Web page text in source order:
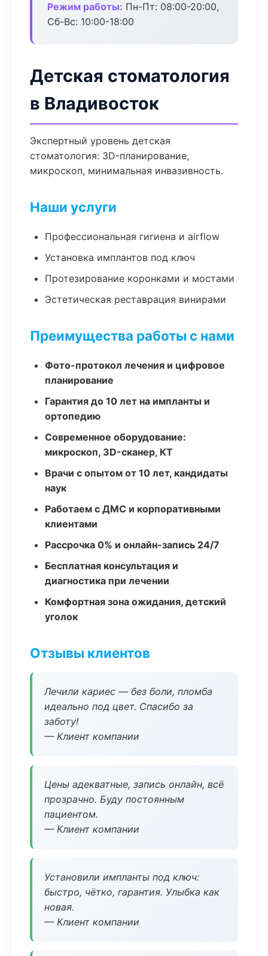
Режим работы: Пн-Пт: 08:00-20:00,
Сб-Вс: 10:00-18:00
Детская стоматология
в Владивосток
Экспертный уровень детская
стоматология: 3D-планирование,
микроскоп, минимальная инвазивность.
Наши услуги
Профессиональная гигиена и airflow
Установка имплантов под ключ
Протезирование коронками и мостами
Эстетическая реставрация винирами
Преимущества работы с нами
Фото-протокол лечения и цифровое
планирование
Гарантия до 10 лет на импланты и
ортопедию
Современное оборудование:
микроскоп, 3D-сканер, КТ
Врачи с опытом от 10 лет, кандидаты
наук
Работаем с ДМС и корпоративными
клиентами
Рассрочка 0% и онлайн-запись 24/7
Бесплатная консультация и
диагностика при лечении
Комфортная зона ожидания, детский
уголок
Отзывы клиентов
Лечили кариес — без боли, пломба
идеально под цвет. Спасибо за
заботу!
— Клиент компании
Цены адекватные, запись онлайн, всё
прозрачно. Буду постоянным
пациентом.
— Клиент компании
Установили импланты под ключ:
быстро, чётко, гарантия. Улыбка как
новая.
— Клиент компании